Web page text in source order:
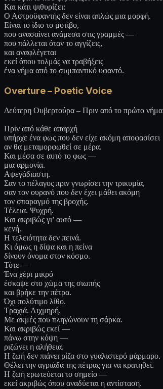
Και κάτι ψιθυρίζει:
Ο Αστροϋφαντής δεν είναι απλώς μια μορφή.
Είναι το ίδιο το μοτίβο,
που ανασαίνει ανάμεσα στις γραμμές —
που πάλλεται όταν το αγγίζεις,
και αναφλέγεται
εκεί όπου τολμάς να τραβήξεις
ένα νήμα από το συμπαντικό υφαντό.
Overture – Poetic Voice
Δεύτερη Ουβερτούρα – Πριν από το πρώτο νήμα
Πριν από κάθε απαρχή
υπήρχε ένα φως που δεν είχε ακόμη αποφασίσει
αν θα μεταμορφωθεί σε μέρα.
Και μέσα σε αυτό το φως —
μια αρμονία.
Αψεγάδιαστη.
Σαν το πέλαγος πριν γνωρίσει την τρικυμία,
σαν τον ουρανό που δεν έχει μάθει ακόμη
τον σπαραγμό της βροχής.
Τέλεια. Ψυχρή.
Και ακριβώς γι’ αυτό —
κενή.
Η τελειότητα δεν πεινά.
Κι όμως η δίψα και η πείνα
δίνουν όνομα στον κόσμο.
Τότε —
Ένα χέρι μικρό
έσκαψε στο χώμα της σιωπής
και βρήκε την πέτρα.
Όχι πολύτιμο λίθο.
Τραχιά. Αιχμηρή.
Με ακμές που πληγώνουν τη σάρκα.
Και ακριβώς εκεί —
πάνω στην κόψη —
ριζώνει η αλήθεια.
Η ζωή δεν πιάνει ρίζα στο γυαλιστερό μάρμαρο.
Θέλει την αγριάδα της πέτρας για να κρατηθεί.
Η ζωή ερωτεύεται το σημείο —
εκεί ακριβώς όπου αναδύεται η αντίσταση.